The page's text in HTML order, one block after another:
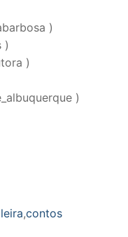
)
)
)
)
,contos